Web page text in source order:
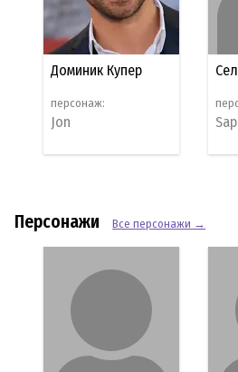
Доминик Купер
персонаж:
Jon
Персонажи Все персонажи →